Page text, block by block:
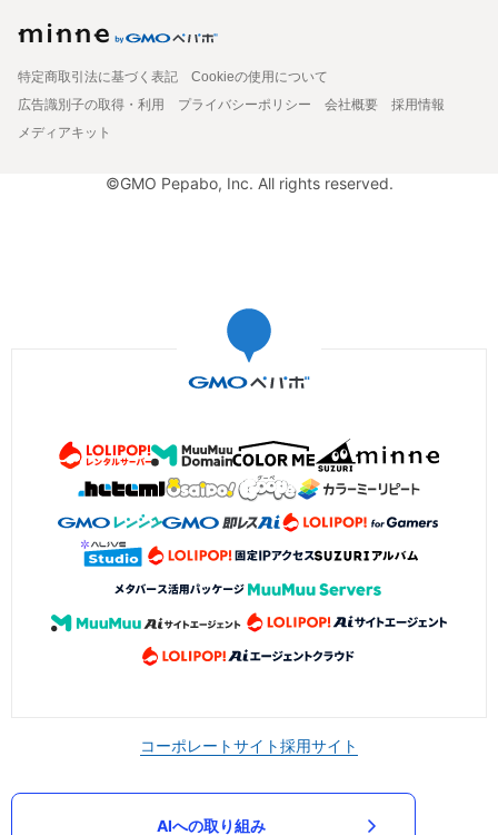
特定商取引法に基づく表記
Cookieの使用について
広告識別子の取得・利用
プライバシーポリシー 会社概要
採用情報
メディアキット
©GMO Pepabo, Inc. All rights reserved.
コーポレートサイト採用サイト
AIへの取り組み